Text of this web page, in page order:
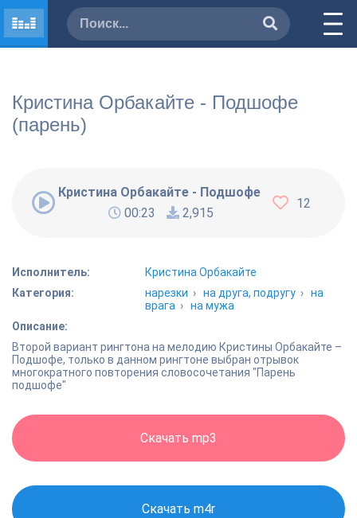
Кристина Орбакайте - Подшофе
(парень)
Кристина Орбакайте - Подшофе (парень)
00:23
2,915
12
Исполнитель:
Кристина Орбакайте
Категория:
нарезки ›на друга, подругу ›на
врага ›на мужа
Описание:
Второй вариант рингтона на мелодию Кристины Орбакайте –
Подшофе, только в данном рингтоне выбран отрывок
многократного повторения словосочетания "Парень
подшофе"
Скачать mp3
Скачать m4r